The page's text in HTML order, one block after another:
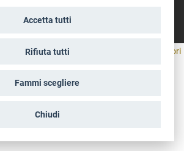
aree riservate operatori
Accetta tutti
Rifiuta tutti
Fammi scegliere
Chiudi